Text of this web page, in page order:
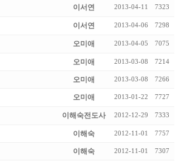
이서연 2013-04-11 7323
이서연 2013-04-06 7298
오미애 2013-04-05 7075
오미애 2013-03-08 7214
오미애 2013-03-08 7266
오미애 2013-01-22 7727
이해숙전도사 2012-12-29 7333
이해숙 2012-11-01 7757
이해숙 2012-11-01 7307